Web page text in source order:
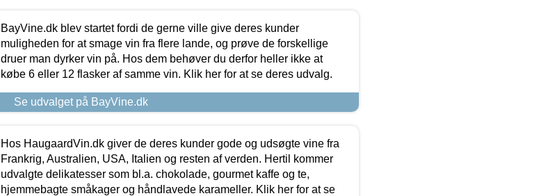
BayVine.dk blev startet fordi de gerne ville give deres kunder
muligheden for at smage vin fra flere lande, og prøve de forskellige
druer man dyrker vin på. Hos dem behøver du derfor heller ikke at
købe 6 eller 12 flasker af samme vin. Klik her for at se deres udvalg.
Se udvalget på BayVine.dk
Hos HaugaardVin.dk giver de deres kunder gode og udsøgte vine fra
Frankrig, Australien, USA, Italien og resten af verden. Hertil kommer
udvalgte delikatesser som bl.a. chokolade, gourmet kaffe og te,
hjemmebagte småkager og håndlavede karameller. Klik her for at se